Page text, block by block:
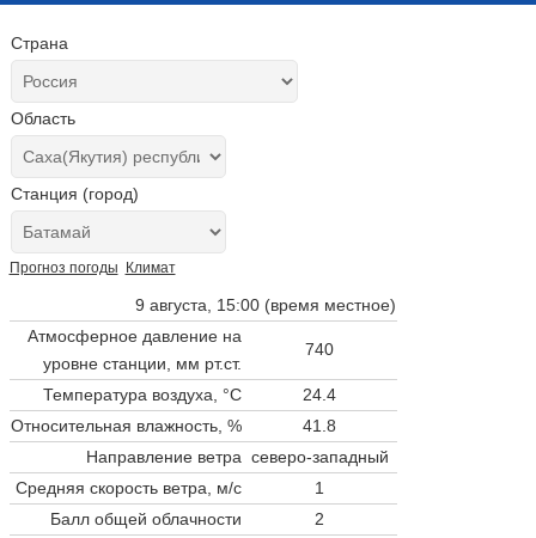
Страна
Область
Станция (город)
Прогноз погоды Климат
9 августа, 15:00 (время местное)
Атмосферное давление на
уровне станции, мм рт.ст.
740
Температура воздуха, °C
24.4
Относительная влажность, %
41.8
Направление ветра северо-западный
Средняя скорость ветра, м/с
1
Балл общей облачности
2